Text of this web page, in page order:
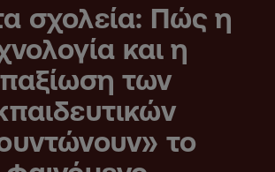
σχολεία: Πώς η
και η
των
το